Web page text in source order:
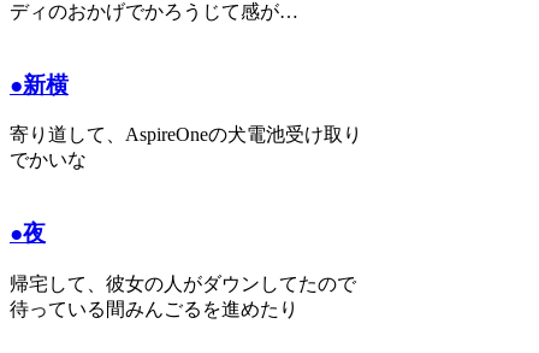
ディのおかげでかろうじて感が…
●新横
寄り道して、AspireOneの犬電池受け取り
でかいな
●夜
帰宅して、彼女の人がダウンしてたので
待っている間みんごるを進めたり